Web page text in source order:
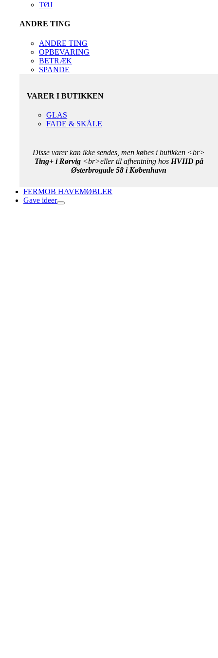
TØJ
ANDRE TING
ANDRE TING
OPBEVARING
BETRÆK
SPANDE
VARER I BUTIKKEN
GLAS
FADE & SKÅLE
Disse varer kan ikke sendes, men købes i butikken <br>
Ting+ i Rørvig<br>eller til afhentning hos HVIID på
Østerbrogade 58 i København
FERMOB HAVEMØBLER
Gave ideer